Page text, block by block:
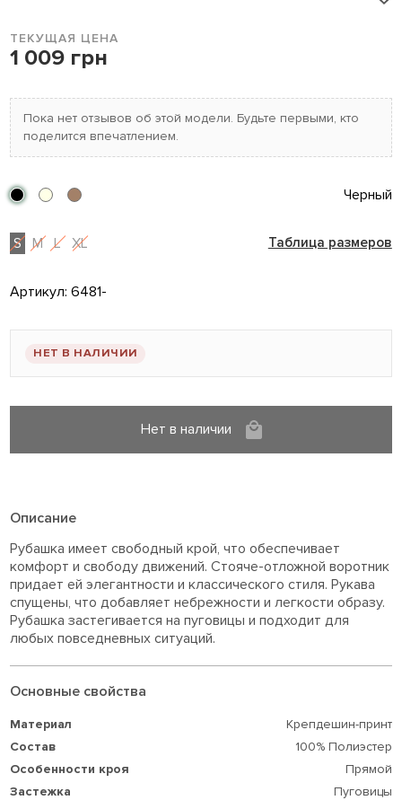
ТЕКУЩАЯ ЦЕНА
1 009 грн
Пока нет отзывов об этой модели. Будьте первыми, кто
поделится впечатлением.
Черный
S M L XL Таблица размеров
Артикул:6481-
НЕТ В НАЛИЧИИ
Нет в наличии
Описание
Рубашка имеет свободный крой, что обеспечивает
комфорт и свободу движений. Стояче-отложной воротник
придает ей элегантности и классического стиля. Рукава
спущены, что добавляет небрежности и легкости образу.
Рубашка застегивается на пуговицы и подходит для
любых повседневных ситуаций.
Основные свойства
Материал
Крепдешин-принт
Состав
100% Полиэстер
Особенности кроя
Прямой
Застежка
Пуговицы